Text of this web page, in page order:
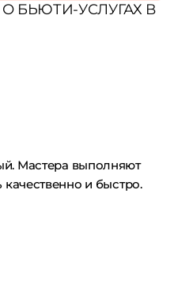
БЬЮТИ-УСЛУГАХ В
Мастера выполняют
и быстро.